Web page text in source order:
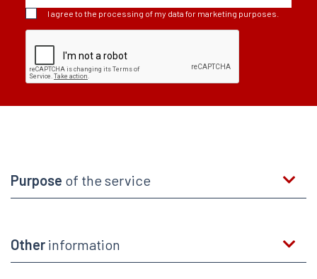
I agree to the processing of my data for marketing purposes.
Purpose of the service
Other information